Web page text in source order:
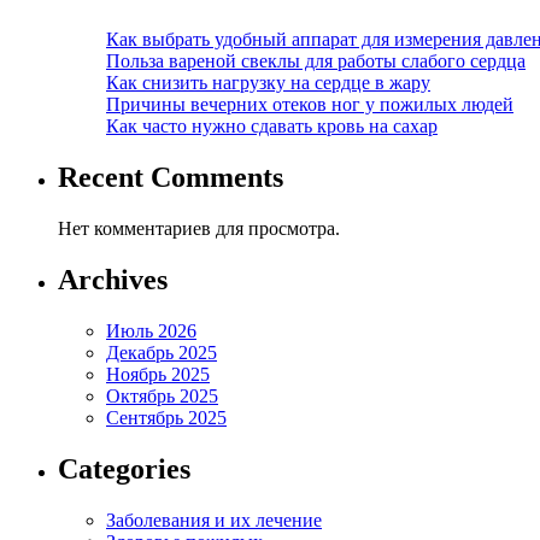
Как выбрать удобный аппарат для измерения
Польза вареной свеклы для работы слабого сердца
Как снизить нагрузку на сердце в жару
Причины вечерних отеков ног у пожилых людей
Как часто нужно сдавать кровь на сахар
Recent Comments
Нет комментариев для просмотра.
Archives
Июль 2026
Декабрь 2025
Ноябрь 2025
Октябрь 2025
Сентябрь 2025
Categories
Заболевания и их лечение